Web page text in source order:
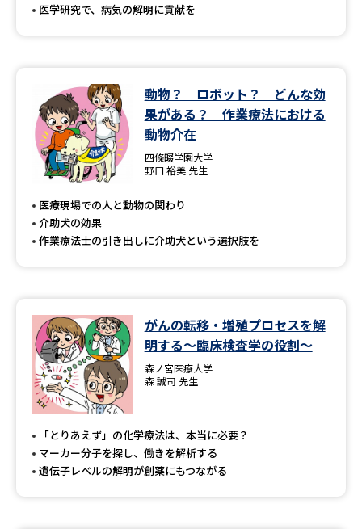
医学研究で、病気の解明に貢献を
動物？ ロボット？ どんな効
果がある？ 作業療法における
動物介在
四條畷学園大学
野口 裕美 先生
医療現場での人と動物の関わり
介助犬の効果
作業療法士の引き出しに介助犬という選択肢を
がんの転移・増殖プロセスを解
明する～臨床検査学の役割～
森ノ宮医療大学
森 誠司 先生
「とりあえず」の化学療法は、本当に必要？
マーカー分子を探し、働きを解析する
遺伝子レベルの解明が創薬にもつながる